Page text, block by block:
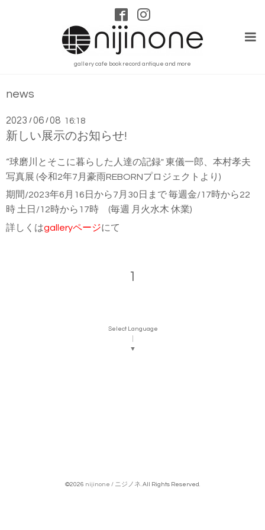
gallery cafe book record antique and more
news
2023 /06 /08 16:18
新しい展示のお知らせ!
“球磨川とそこに暮らした人達の記録" 東儀一郎、本村孝夫
写真展 (令和2年7月豪雨REBORNプロジェクトより)
期間/2023年6月16日から7月30日まで毎週金/17時から22
時 土日/12時から17時 (毎週 月火水木 休業)
詳しくはgalleryページにて
1
Select Language
▼
©2026 nijinone / ニジノネ . All Rights Reserved.